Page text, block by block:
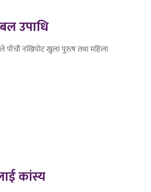
उपाधि
पाँचौं नखिपोट खुला पुरुष तथा महिला
कांस्य